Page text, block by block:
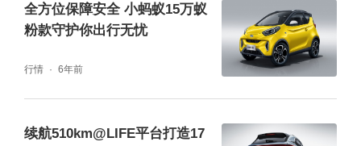
用担心，2022款大蚂蚁能很好地保护驾乘者安
如何让出行更安全，让自驾之旅更自由？随着
全方位保障安全 小蚂蚁15万蚁
粉款守护你出行无忧
行情 6年前
续航510km@LIFE平台打造17